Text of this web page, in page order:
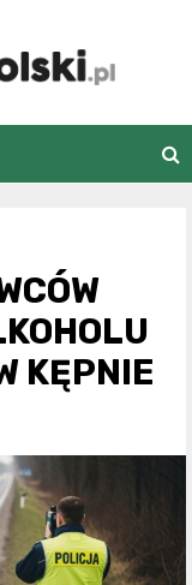
KĘPNIE